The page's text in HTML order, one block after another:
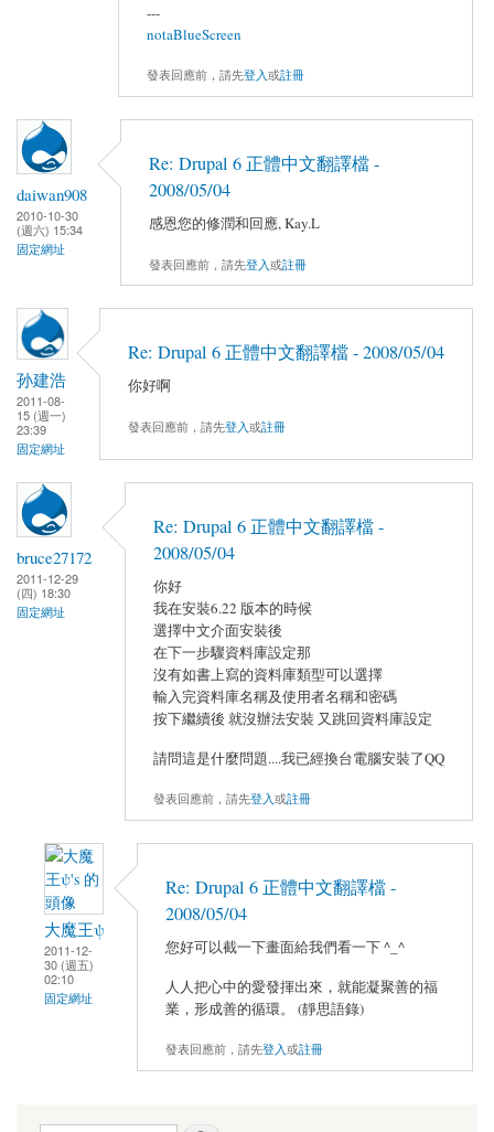
---
notaBlueScreen
發表回應前，請先登入或註冊
daiwan908
2010-10-30
(週六) 15:34
固定網址
Re: Drupal 6 正體中文翻譯檔 -
2008/05/04
感恩您的修潤和回應, Kay.L
發表回應前，請先登入或註冊
孙建浩
2011-08-
15 (週一)
23:39
固定網址
Re: Drupal 6 正體中文翻譯檔 - 2008/05/04
你好啊
發表回應前，請先登入或註冊
bruce27172
2011-12-29
(四) 18:30
固定網址
Re: Drupal 6 正體中文翻譯檔 -
2008/05/04
你好
我在安裝6.22 版本的時候
選擇中文介面安裝後
在下一步驟資料庫設定那
沒有如書上寫的資料庫類型可以選擇
輸入完資料庫名稱及使用者名稱和密碼
按下繼續後 就沒辦法安裝 又跳回資料庫設定
請問這是什麼問題....我已經換台電腦安裝了QQ
發表回應前，請先登入或註冊
大魔王ψ
2011-12-
30 (週五)
02:10
固定網址
Re: Drupal 6 正體中文翻譯檔 -
2008/05/04
您好可以截一下畫面給我們看一下 ^_^
人人把心中的愛發揮出來，就能凝聚善的福
業，形成善的循環。 (靜思語錄)
發表回應前，請先登入或註冊